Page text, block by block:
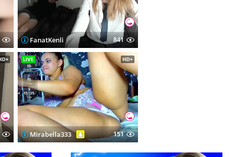
FanatKenli 841
Mirabella333 151